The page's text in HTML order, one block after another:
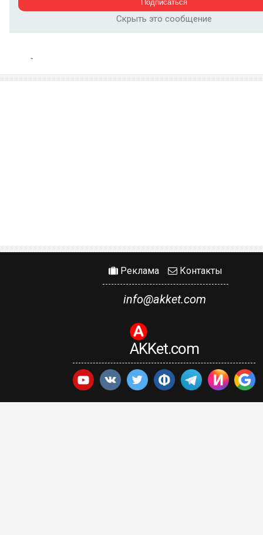
Скрыть это сообщение
Реклама Контакты
info@akket.com
AKKet.com